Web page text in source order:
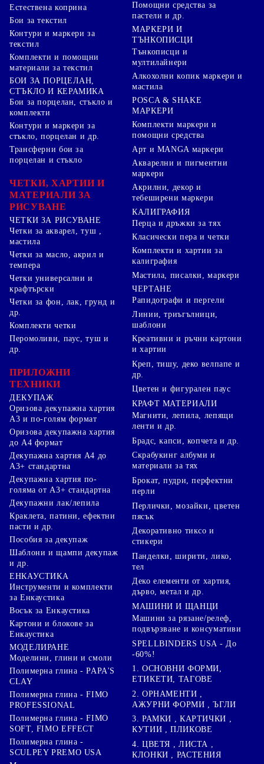
Естествена коприна
Бои за текстил
Контури и маркери за
текстил
Комплекти и помощни
материали за текстил
БОИ ЗА ПОРЦЕЛАН,
СТЪКЛО И КЕРАМИКА
Бои за порцелан, стъкло и
комплекти
Контури и маркери за
стъкло, порцелан и др.
Трансферни бои за
порцелан и стъкло
ЧЕТКИ, ХАРТИИ И
МАТЕРИАЛИ ЗА
РИСУВАНЕ
ЧЕТКИ ЗА РИСУВАНЕ
Четки за акварел, туш ,
мастила
Четки за масло, акрил и
темпера
Четки универсални и
крафтърски
Четки за фон, лак, грунд и
др.
Комплекти четки
Помощни средства за
пастели и др.
МАРКЕРИ И
ТЪНКОПИСЦИ
Тънкописци и
мултилайнери
Алкохолни копик маркери и
мастила
POSCA & SHAKE
МАРКЕРИ
Комплекти маркери и
помощни средства
Арт и MANGA маркери
Акварелни и пигментни
маркери
Акрилни, декор и
тебеширени маркери
КАЛИГРАФИЯ
Перца и дръжки за тях
Класически пера и четки
Комплекти и хартии за
калиграфия
Мастила, писалки, маркери
ЧЕРТАНЕ
Рапидографи и пергели
Линии, триъгълници,
шаблони
Перомоливи, паус, туш и
др.
ПРИЛОЖНИ
ТЕХНИКИ
ДЕКУПАЖ
Оризова декупажна хартия
А3 и по-голям формат
Оризова декупажна хартия
до А4 формат
Декупажна хартия А4 до
А3+ стандартна
Декупажна хартия по-
голяма от А3+ стандартна
Декупажни лак/лепила
Краклета, патини, ефектни
пасти и др.
Пособия за декупаж
Шаблони и щампи декупаж
и др.
ЕНКАУСТИКА
Инструменти и комплекти
за Енкаустика
Восък за Енкаустика
Картони и блокове за
Енкаустика
МОДЕЛИРАНЕ
Моделини, глини и смоли
Полимерна глина - PAPA'S
CLAY
Полимерна глина - FIMO
PROFESSIONAL
Полимерна глина - FIMO
SOFT, FIMO EFFECT
Полимерна глина -
SCULPEY PREMO USA
Креативни и ръчни картони
и хартии
Креп, тишу, деко велпапе и
др.
Цветен и фигурален паус
КРАФТ МАТЕРИАЛИ
Магнити, лепила, лепящи
ленти и др.
Брадс, капси, копчета и др.
Скрабукинг албуми и
материали за тях
Брокат, пудри, перфектни
перли
Перлички, мозайки, цветен
пясък
Декоративно тиксо и
стикери
Панделки, ширити, лико,
тел
Деко елементи от хартия,
дърво, метал и др.
МАШИНИ И ЩАНЦИ
Машини за рязане/релеф,
подвързване и консумативи
SPELLBINDERS USA - До
-60%!
1. ОСНОВНИ ФОРМИ,
ЕТИКЕТИ, ТАГОВЕ
2. ОРНАМЕНТИ ,
АЖУРНИ ФОРМИ , ЪГЛИ
3. РАМКИ , КАРТИЧКИ ,
КУТИИ , ПЛИКОВЕ
4. ЦВЕТЯ , ЛИСТА ,
КЛОНКИ , РАСТЕНИЯ